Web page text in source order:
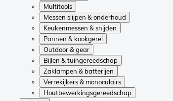
Multitools
Messen slijpen & onderhoud
Keukenmessen & snijden
Pannen & kookgerei
Outdoor & gear
Bijlen & tuingereedschap
Zaklampen & batterijen
Verrekijkers & monoculairs
Houtbewerkingsgereedschap